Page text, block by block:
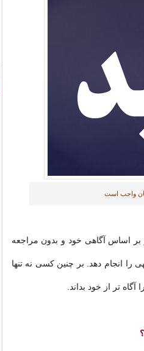
واجب است
بر اساس آگاهی خود و بدون مراجعه
را انجام دهد. بر چنین کسی نه تنها
تر از خود بداند.